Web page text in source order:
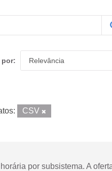
por
CSV
por subsistema. A